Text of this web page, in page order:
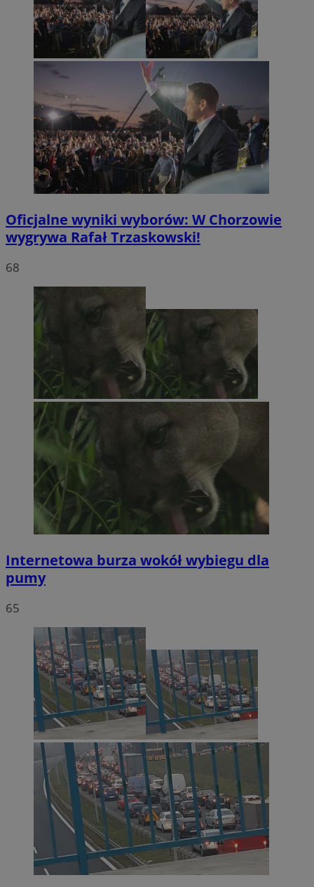
Oficjalne wyniki wyborów: W Chorzowie
wygrywa Rafał Trzaskowski!
68
Internetowa burza wokół wybiegu dla
pumy
65